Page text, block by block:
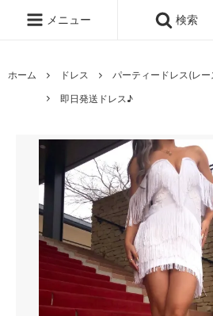
メニュー 検索
ホーム ドレス
パーティードレス(レ
即日発送ドレス♪